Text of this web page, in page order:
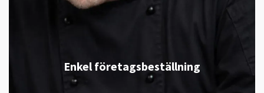
Enkel företagsbeställning